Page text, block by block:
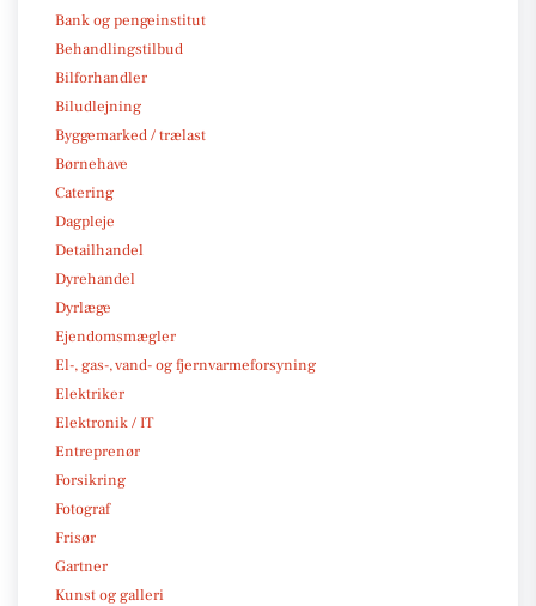
Bank og pengeinstitut
Behandlingstilbud
Bilforhandler
Biludlejning
Byggemarked / trælast
Børnehave
Catering
Dagpleje
Detailhandel
Dyrehandel
Dyrlæge
Ejendomsmægler
El-, gas-, vand- og fjernvarmeforsyning
Elektriker
Elektronik / IT
Entreprenør
Forsikring
Fotograf
Frisør
Gartner
Kunst og galleri